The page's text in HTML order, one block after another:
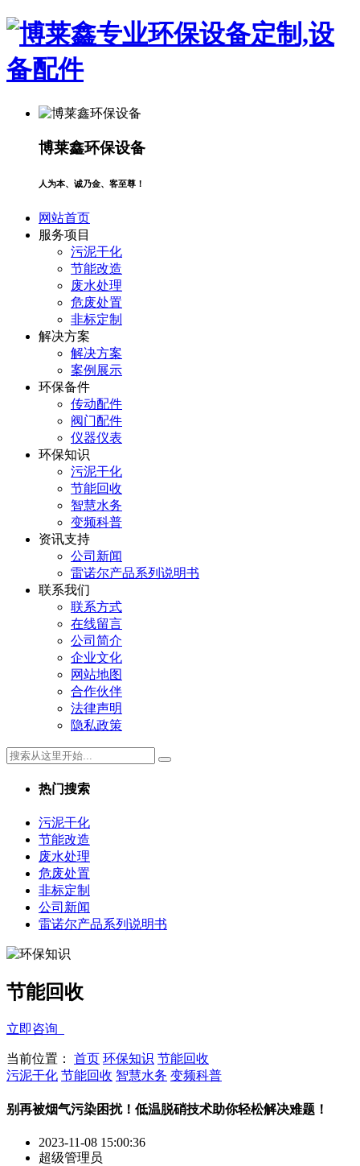
博莱鑫环保设备
人为本、诚乃金、客至尊！
网站首页
服务项目
污泥干化
节能改造
废水处理
危废处置
非标定制
解决方案
解决方案
案例展示
环保备件
传动配件
阀门配件
仪器仪表
环保知识
污泥干化
节能回收
智慧水务
变频科普
资讯支持
公司新闻
雷诺尔产品系列说明书
联系我们
联系方式
在线留言
公司简介
企业文化
网站地图
合作伙伴
法律声明
隐私政策
热门搜索
污泥干化
节能改造
废水处理
危废处置
非标定制
公司新闻
雷诺尔产品系列说明书
节能回收
立即咨询
当前位置： 首页 环保知识 节能回收
污泥干化 节能回收 智慧水务 变频科普
别再被烟气污染困扰！低温脱硝技术助你轻松解决难题！
2023-11-08 15:00:36
超级管理员